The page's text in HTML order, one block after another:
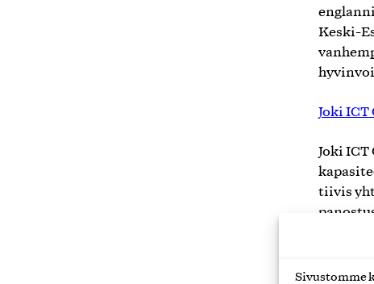
Sivustomme
Keski-
Joki ICT
Joki
tiivis